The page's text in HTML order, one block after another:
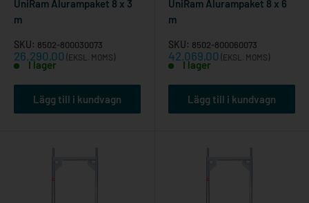
UniRam Alurampaket 8 x 3
m
SKU: 8502-800030073
Reapris
26.290,00 (EKSL. MOMS)
I lager
Lägg till i kundvagn
UniRam Alurampaket 8 x 6
m
SKU: 8502-800060073
Reapris
42.069,00 (EKSL. MOMS)
I lager
Lägg till i kundvagn